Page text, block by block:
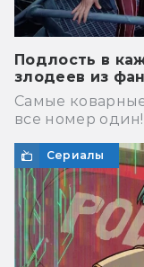
Подлость в
злодеев из
Самые
все номер один!
Сериалы